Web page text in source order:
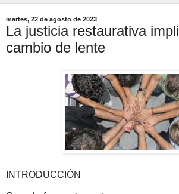
martes, 22 de agosto de 2023
La justicia restaurativa
cambio de lente
INTRODUCCIÓN